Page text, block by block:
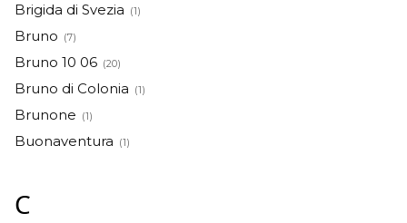
Brigida di Svezia (1)
Bruno (7)
Bruno 10 06 (20)
Bruno di Colonia (1)
Brunone (1)
Buonaventura (1)
C